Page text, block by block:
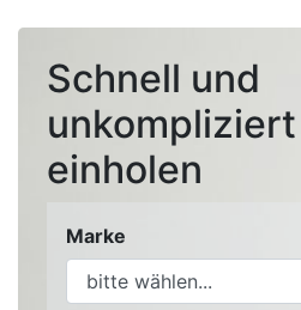
Schnell und
einholen
Marke